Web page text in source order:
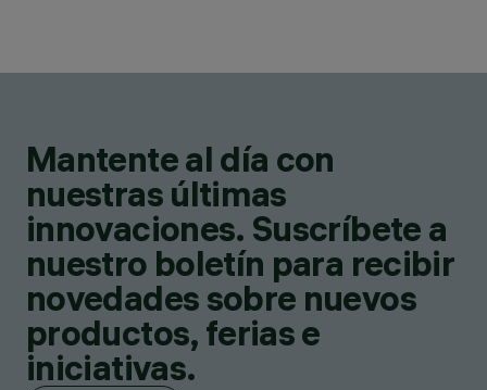
Mantente al día con
nuestras últimas
innovaciones. Suscríbete a
nuestro boletín para recibir
novedades sobre nuevos
productos, ferias e
iniciativas.